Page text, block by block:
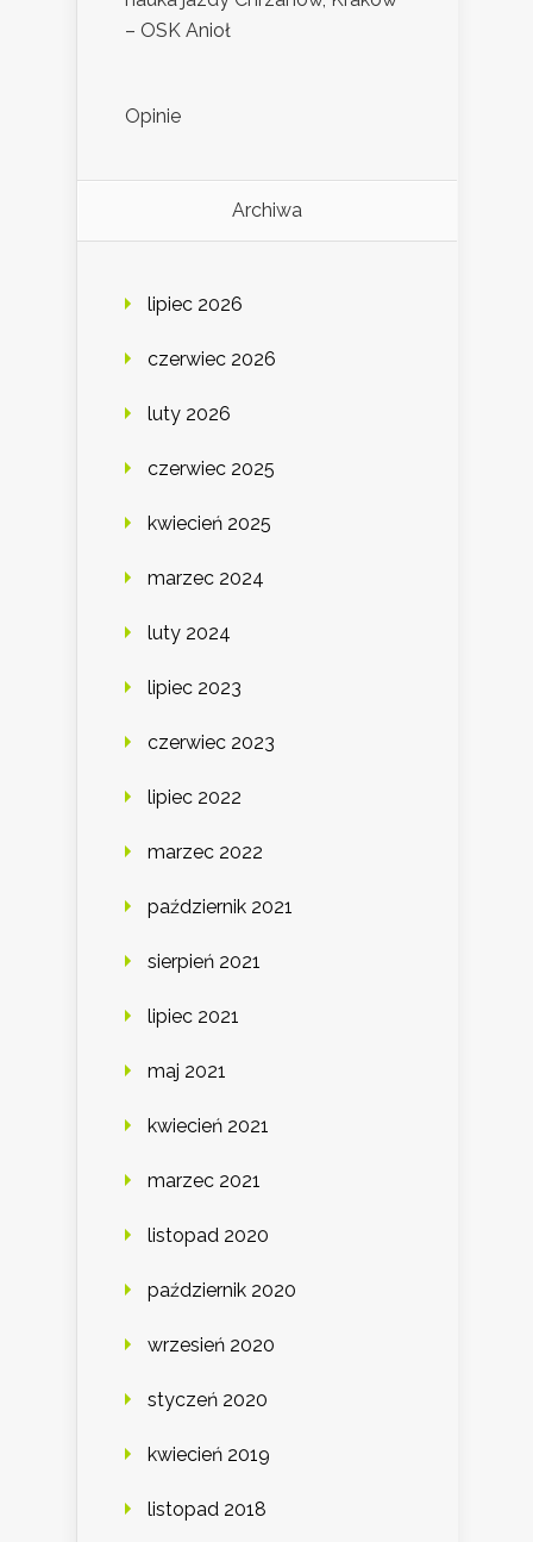
– OSK Anioł
Opinie
Archiwa
lipiec 2026
czerwiec 2026
luty 2026
czerwiec 2025
kwiecień 2025
marzec 2024
luty 2024
lipiec 2023
czerwiec 2023
lipiec 2022
marzec 2022
październik 2021
sierpień 2021
lipiec 2021
maj 2021
kwiecień 2021
marzec 2021
listopad 2020
październik 2020
wrzesień 2020
styczeń 2020
kwiecień 2019
listopad 2018